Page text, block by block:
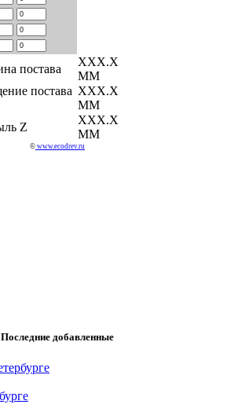
постава
ХХХ.Х
ММ
постава ХХХ.Х
ММ
Z
ХХХ.Х
ММ
© www.ecodrev.ru
Последние добавленные